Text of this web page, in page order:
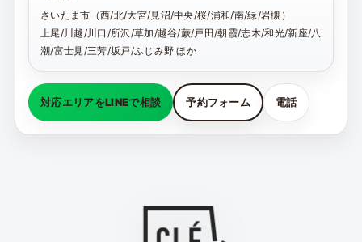
さいたま市（西/北/大宮/見沼/中央/桜/浦和/南/緑/岩槻）
上尾/川越/川口/所沢/草加/越谷/蕨/戸田/朝霞/志木/和光/新座/八
潮/富士見/三芳/坂戸/ふじみ野 ほか
対応エリアをLINEで相談 予約フォーム 電話